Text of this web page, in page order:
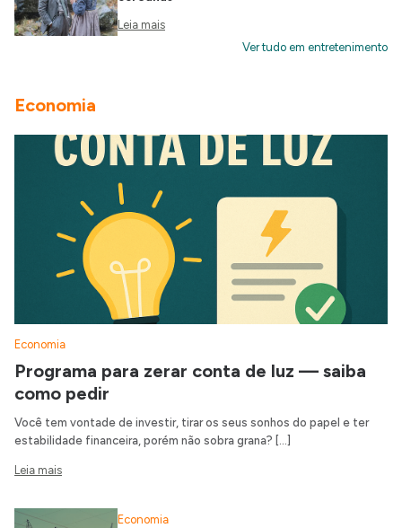
Leia mais
Ver tudo em entretenimento
Economia
Economia
Programa para zerar conta de luz — saiba
como pedir
Você tem vontade de investir, tirar os seus sonhos do papel e ter
estabilidade financeira, porém não sobra grana? […]
Leia mais
Economia